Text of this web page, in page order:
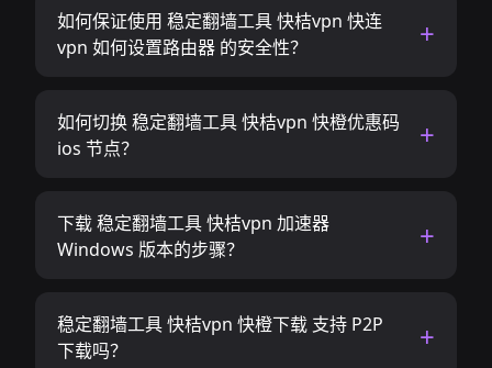
如何保证使用 稳定翻墙工具 快桔vpn 快连
vpn 如何设置路由器 的安全性？
如何切换 稳定翻墙工具 快桔vpn 快橙优惠码
ios 节点？
下载 稳定翻墙工具 快桔vpn 加速器
Windows 版本的步骤？
稳定翻墙工具 快桔vpn 快橙下载 支持 P2P
下载吗？